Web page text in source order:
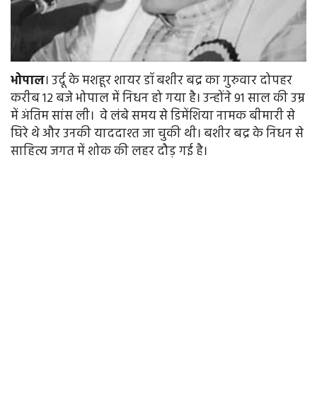
भोपाल। उर्दू के मशहूर शायर डॉ बशीर बद्र का गुरुवार दोपहर
करीब 12 बजे भोपाल में निधन हो गया है। उन्होंने 91 साल की उम्र
में अंतिम सांस ली। वे लंबे समय से डिमेंशिया नामक बीमारी से
घिरे थे और उनकी याददाश्त जा चुकी थी। बशीर बद्र के निधन से
साहित्य जगत में शोक की लहर दौड़ गई है।